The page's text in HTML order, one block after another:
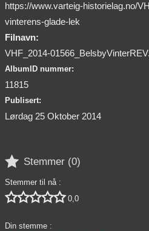
https://www.varteig-historielag.no/
vinterens-glade-lek
Filnavn:
VHF_2014-
AlbumID nummer:
11815
Publisert:
Lørdag 25 Oktober 2014
 Stemmer (0)
Stemmer til nå :
 0,0
Din stemme :